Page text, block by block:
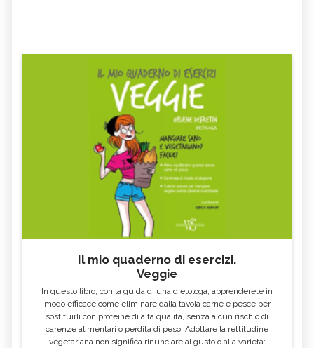
Il mio quaderno di esercizi.
Veggie
In questo libro, con la guida di una dietologa, apprenderete in
modo efficace come eliminare dalla tavola carne e pesce per
sostituirli con proteine di alta qualità, senza alcun rischio di
carenze alimentari o perdita di peso. Adottare la rettitudine
vegetariana non significa rinunciare al gusto o alla varietà: